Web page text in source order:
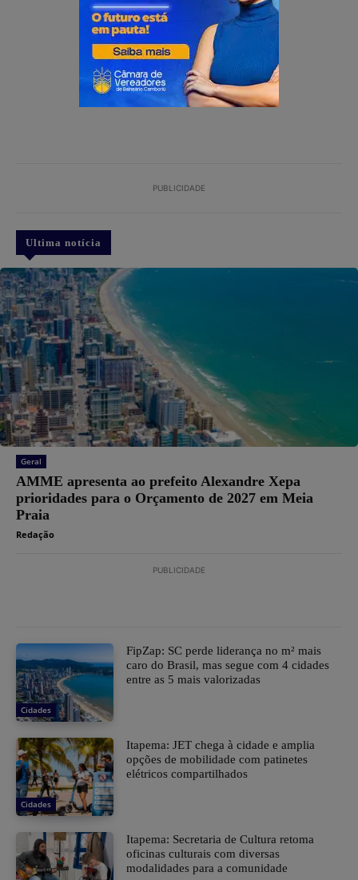
PUBLICIDADE
Ultima notícia
Geral
AMME apresenta ao prefeito Alexandre Xepa
prioridades para o Orçamento de 2027 em Meia
Praia
Redação
PUBLICIDADE
Cidades
FipZap: SC perde liderança no m² mais
caro do Brasil, mas segue com 4 cidades
entre as 5 mais valorizadas
Cidades
Itapema: JET chega à cidade e amplia
opções de mobilidade com patinetes
elétricos compartilhados
Itapema: Secretaria de Cultura retoma
oficinas culturais com diversas
modalidades para a comunidade